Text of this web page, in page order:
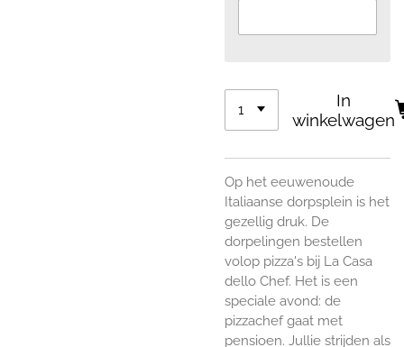
In
winkelwagen
Op het eeuwenoude
Italiaanse dorpsplein is het
gezellig druk. De
dorpelingen bestellen
volop pizza's bij La Casa
dello Chef. Het is een
speciale avond: de
pizzachef gaat met
pensioen. Jullie strijden als